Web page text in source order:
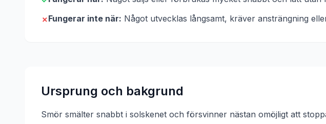
✗Fungerar inte när: Något utvecklas långsamt, kräver ansträngning
Ursprung och bakgrund
Smör smälter snabbt i solskenet och försvinner nästan omöjligt att